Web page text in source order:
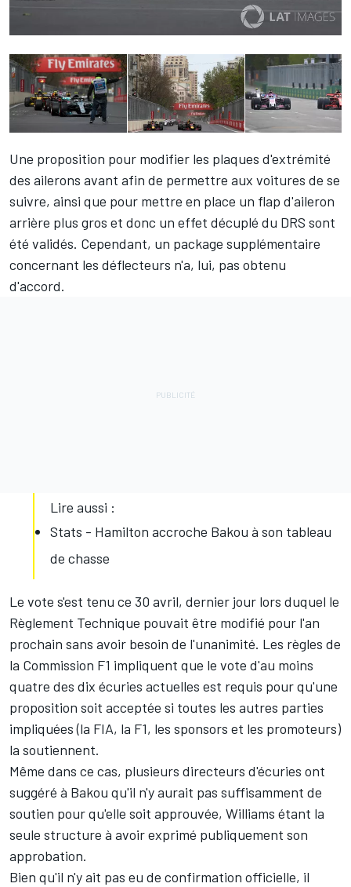
Une proposition pour modifier les plaques d'extrémité
des ailerons avant afin de permettre aux voitures de se
suivre, ainsi que pour mettre en place un flap d'aileron
arrière plus gros et donc un effet décuplé du DRS sont
été validés. Cependant, un package supplémentaire
concernant les déflecteurs n'a, lui, pas obtenu
d'accord.
Lire aussi :
Stats - Hamilton accroche Bakou à son tableau
de chasse
Le vote s'est tenu ce 30 avril, dernier jour lors duquel le
Règlement Technique pouvait être modifié pour l'an
prochain sans avoir besoin de l'unanimité. Les règles de
la Commission F1 impliquent que le vote d'au moins
quatre des dix écuries actuelles est requis pour qu'une
proposition soit acceptée si toutes les autres parties
impliquées (la FIA, la F1, les sponsors et les promoteurs)
la soutiennent.
Même dans ce cas, plusieurs directeurs d'écuries ont
suggéré à Bakou qu'il n'y aurait pas suffisamment de
soutien pour qu'elle soit approuvée, Williams étant la
seule structure à avoir exprimé publiquement son
approbation.
Bien qu'il n'y ait pas eu de confirmation officielle, il